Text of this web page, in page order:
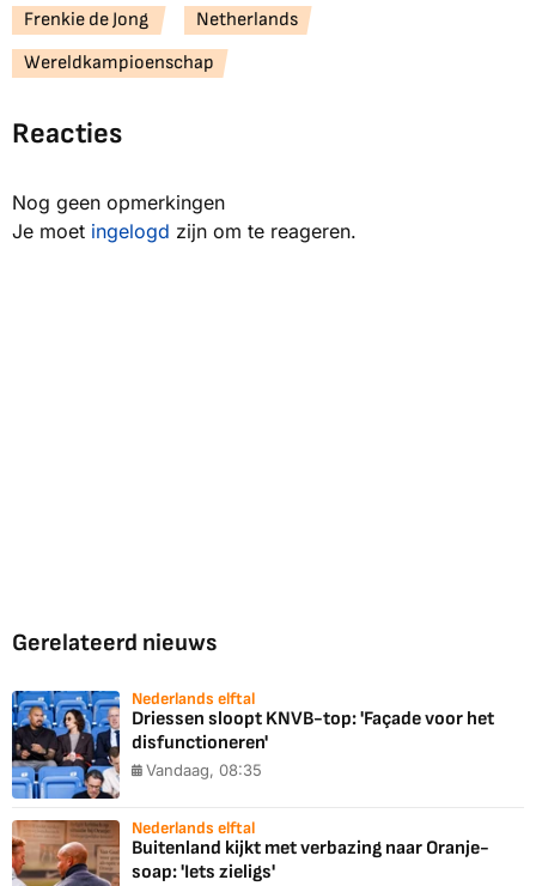
Frenkie de Jong
Netherlands
Wereldkampioenschap
Reacties
Nog geen opmerkingen
Je moet ingelogd zijn om te reageren.
Gerelateerd nieuws
Nederlands elftal
Driessen sloopt KNVB-top: 'Façade voor het
disfunctioneren'
Vandaag, 08:35
Nederlands elftal
Buitenland kijkt met verbazing naar Oranje-
soap: 'Iets zieligs'